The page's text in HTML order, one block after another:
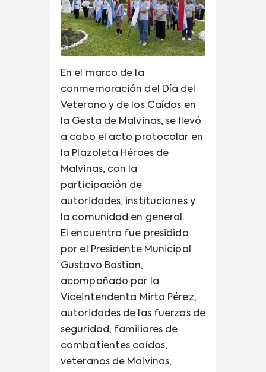
En el marco de la
conmemoración del Día del
Veterano y de los Caídos en
la Gesta de Malvinas, se llevó
a cabo el acto protocolar en
la Plazoleta Héroes de
Malvinas, con la
participación de
autoridades, instituciones y
la comunidad en general.
El encuentro fue presidido
por el Presidente Municipal
Gustavo Bastian,
acompañado por la
Viceintendenta Mirta Pérez,
autoridades de las fuerzas de
seguridad, familiares de
combatientes caídos,
veteranos de Malvinas,